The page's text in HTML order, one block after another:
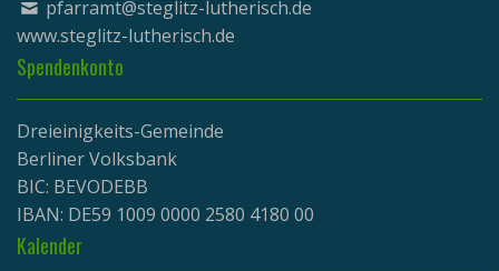
pfarramt@steglitz-lutherisch.de
www.steglitz-lutherisch.de
Spendenkonto
Dreieinigkeits-Gemeinde
Berliner Volksbank
BIC: BEVODEBB
IBAN: DE59 1009 0000 2580 4180 00
Kalender